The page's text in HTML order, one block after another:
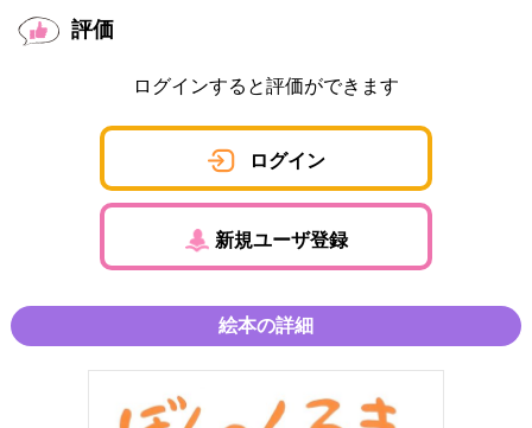
評価
ログインすると評価ができます
ログイン
新規ユーザ登録
絵本の詳細